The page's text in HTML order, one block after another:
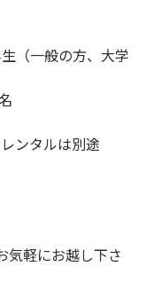
（一般の方、大学
ンタルは別途
軽にお越し下さ